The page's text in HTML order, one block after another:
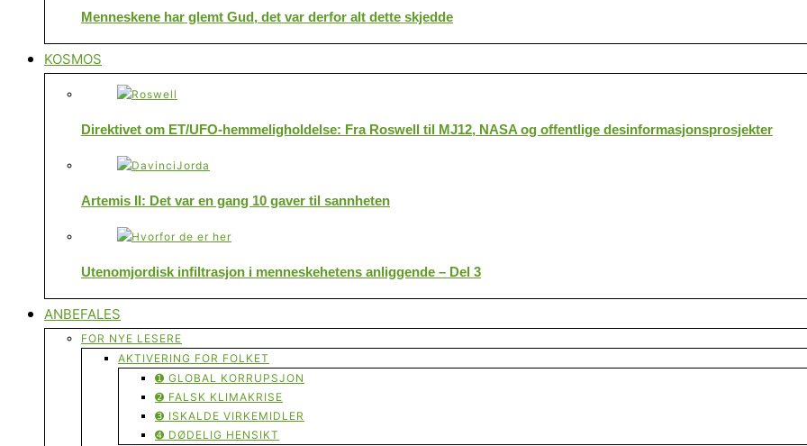
Menneskene har glemt Gud, det var derfor alt dette skjedde
KOSMOS
Direktivet om ET/UFO-hemmeligholdelse: Fra Roswell til MJ12, NASA og offentlige desinformasjonsprosjekter
Artemis II: Det var en gang 10 gaver til sannheten
Utenomjordisk infiltrasjon i menneskehetens anliggende – Del 3
ANBEFALES
FOR NYE LESERE
AKTIVERING FOR FOLKET
➊ GLOBAL KORRUPSJON
➋ FALSK KLIMAKRISE
➌ ISKALDE VIRKEMIDLER
➍ DØDELIG HENSIKT